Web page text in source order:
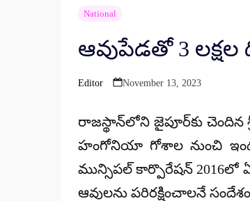
National
ఆవుపేడతో 3
Posted
Editor November 13, 2023
రాజస్థాన్‌‌లోని జైపూర్‌కు చెందిన
హంగోనియా గోశాల నుంచి
మున్సిపల్ కార్పొరేషన్ 2016లో
ఆవులను పరిరక్షించాలనే